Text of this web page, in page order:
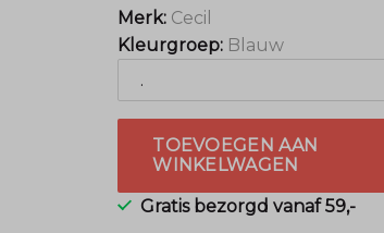
Merk: Cecil
Kleurgroep: Blauw
TOEVOEGEN AAN
WINKELWAGEN
Gratis bezorgd vanaf 59,-